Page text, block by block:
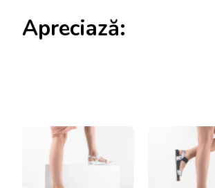
Apreciază: